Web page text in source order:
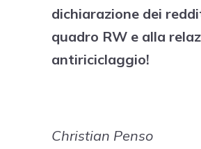
dichiarazione dei
quadro RW e alla
antiriciclaggio!
Christian Penso